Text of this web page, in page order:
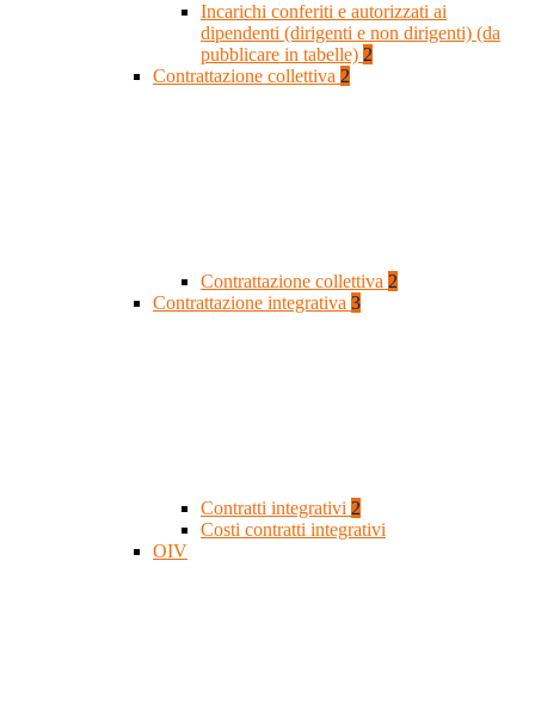
Incarichi conferiti e autorizzati ai
dipendenti (dirigenti e non dirigenti) (da
pubblicare in tabelle) 2
Contrattazione collettiva 2
Contrattazione collettiva 2
Contrattazione integrativa 3
Contratti integrativi 2
Costi contratti integrativi
OIV